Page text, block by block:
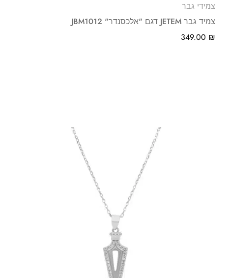
צמידי גבר
צמיד גבר JETEM דגם "אלכסנדר" JBM1012
349.00 ₪